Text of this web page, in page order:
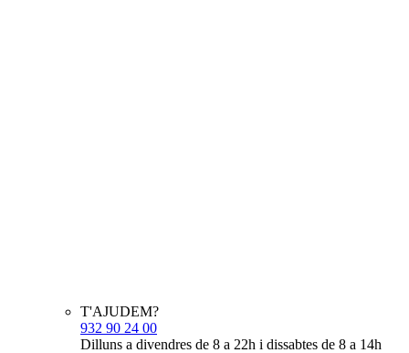
T'AJUDEM?
932 90 24 00
Dilluns a divendres de 8 a 22h i dissabtes de 8 a 14h